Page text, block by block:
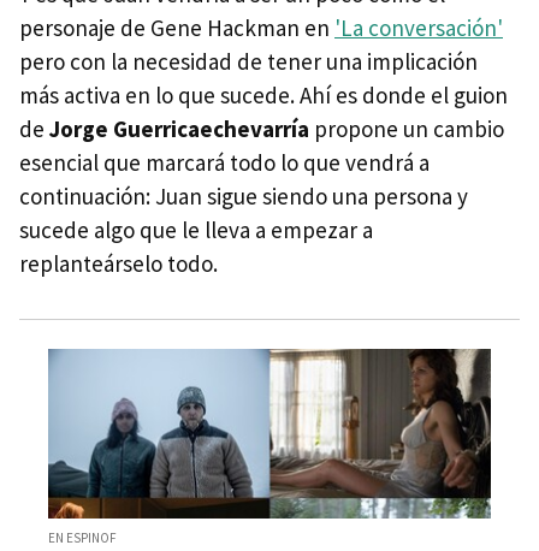
personaje de Gene Hackman en 'La conversación'
pero con la necesidad de tener una implicación
más activa en lo que sucede. Ahí es donde el guion
de Jorge Guerricaechevarría propone un cambio
esencial que marcará todo lo que vendrá a
continuación: Juan sigue siendo una persona y
sucede algo que le lleva a empezar a
replanteárselo todo.
EN ESPINOF